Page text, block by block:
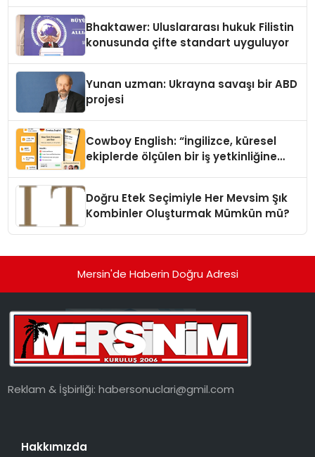
Bhaktawer: Uluslararası hukuk Filistin
konusunda çifte standart uyguluyor
Yunan uzman: Ukrayna savaşı bir ABD
projesi
Cowboy English: “İngilizce, küresel
ekiplerde ölçülen bir iş yetkinliğine
Doğru Etek Seçimiyle Her Mevsim Şık
Kombinler Oluşturmak Mümkün mü?
Mersin'de Haberin Doğru Adresi
Reklam & İşbirliği:habersonuclari@gmil.com
Hakkımızda